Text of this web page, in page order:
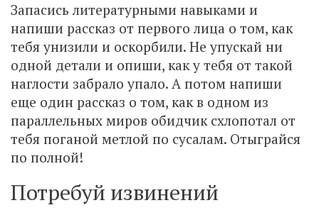
Запасись литературными навыками и
напиши рассказ от первого лица о том, как
тебя унизили и оскорбили. Не упускай ни
одной детали и опиши, как у тебя от такой
наглости забрало упало. А потом напиши
еще один рассказ о том, как в одном из
параллельных миров обидчик схлопотал от
тебя поганой метлой по сусалам. Отыграйся
по полной!
Потребуй извинений